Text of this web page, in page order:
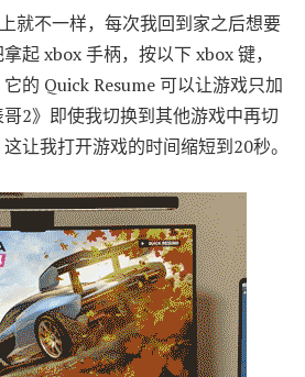
就不一样，每次我回到家之后想要
起 xbox 手柄，按以下 xbox 键，
的 Quick Resume 可以让游戏只加
2》即使我切换到其他游戏中再切
让我打开游戏的时间缩短到20秒。